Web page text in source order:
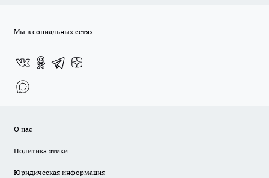
Мы в социальных сетях
О нас
Политика этики
Юридическая информация